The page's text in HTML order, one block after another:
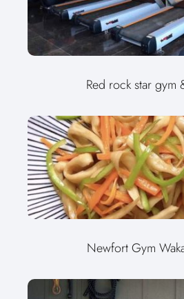
Red rock star gym
Newfort Gym